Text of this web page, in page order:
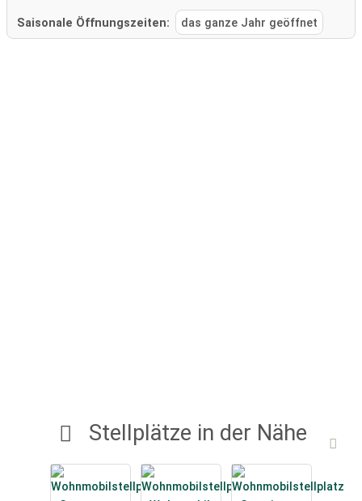
Saisonale Öffnungszeiten: das ganze Jahr geöffnet
Stellplätze in der Nähe